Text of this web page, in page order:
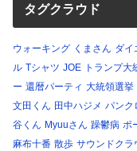
タグクラウド
ウォーキング くまさん ダイ
ル Tシャツ JOE トランプ大
ー 還暦パーティ 大統領選挙
文田くん 田中ハジメ パンク
谷くん Myuuさん 躁鬱病 ポ
麻布十番 散歩 サウンドクラ